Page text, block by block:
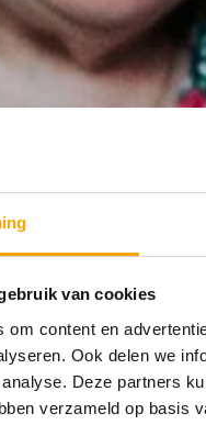
van cookies
om content en
Ook delen we
Deze partners
verzameld op basis